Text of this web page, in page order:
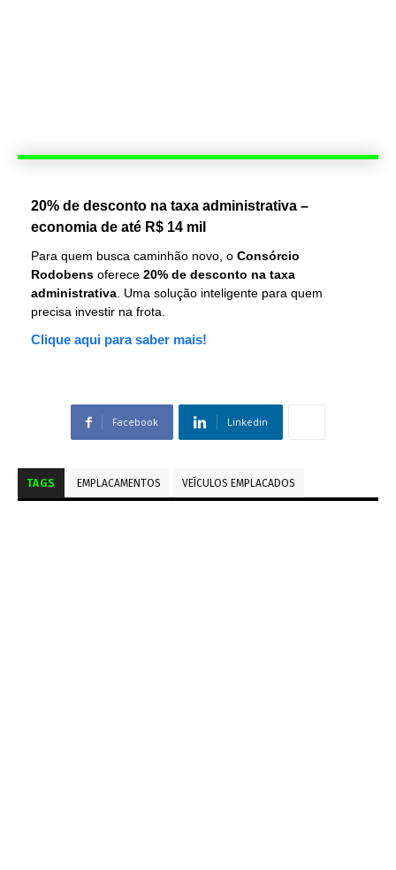
20% de desconto na taxa administrativa –
economia de até R$ 14 mil
Para quem busca caminhão novo, o Consórcio
Rodobens oferece 20% de desconto na taxa
administrativa . Uma solução inteligente para quem
precisa investir na frota.
Clique aqui para saber mais!
Facebook Linkedin
TAGS EMPLACAMENTOS VEÍCULOS EMPLACADOS